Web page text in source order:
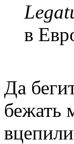
в
Да
бежать